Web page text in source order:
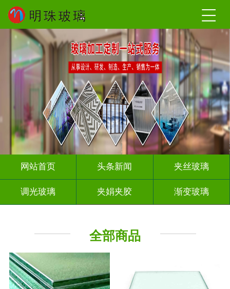
网站首页 头条新闻 夹丝玻璃
调光玻璃 夹娟夹胶 渐变玻璃
全部商品